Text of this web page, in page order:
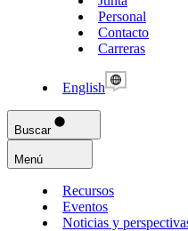
Personal
Contacto
Carreras
English
Buscar
Menú
Recursos
Eventos
Noticias y